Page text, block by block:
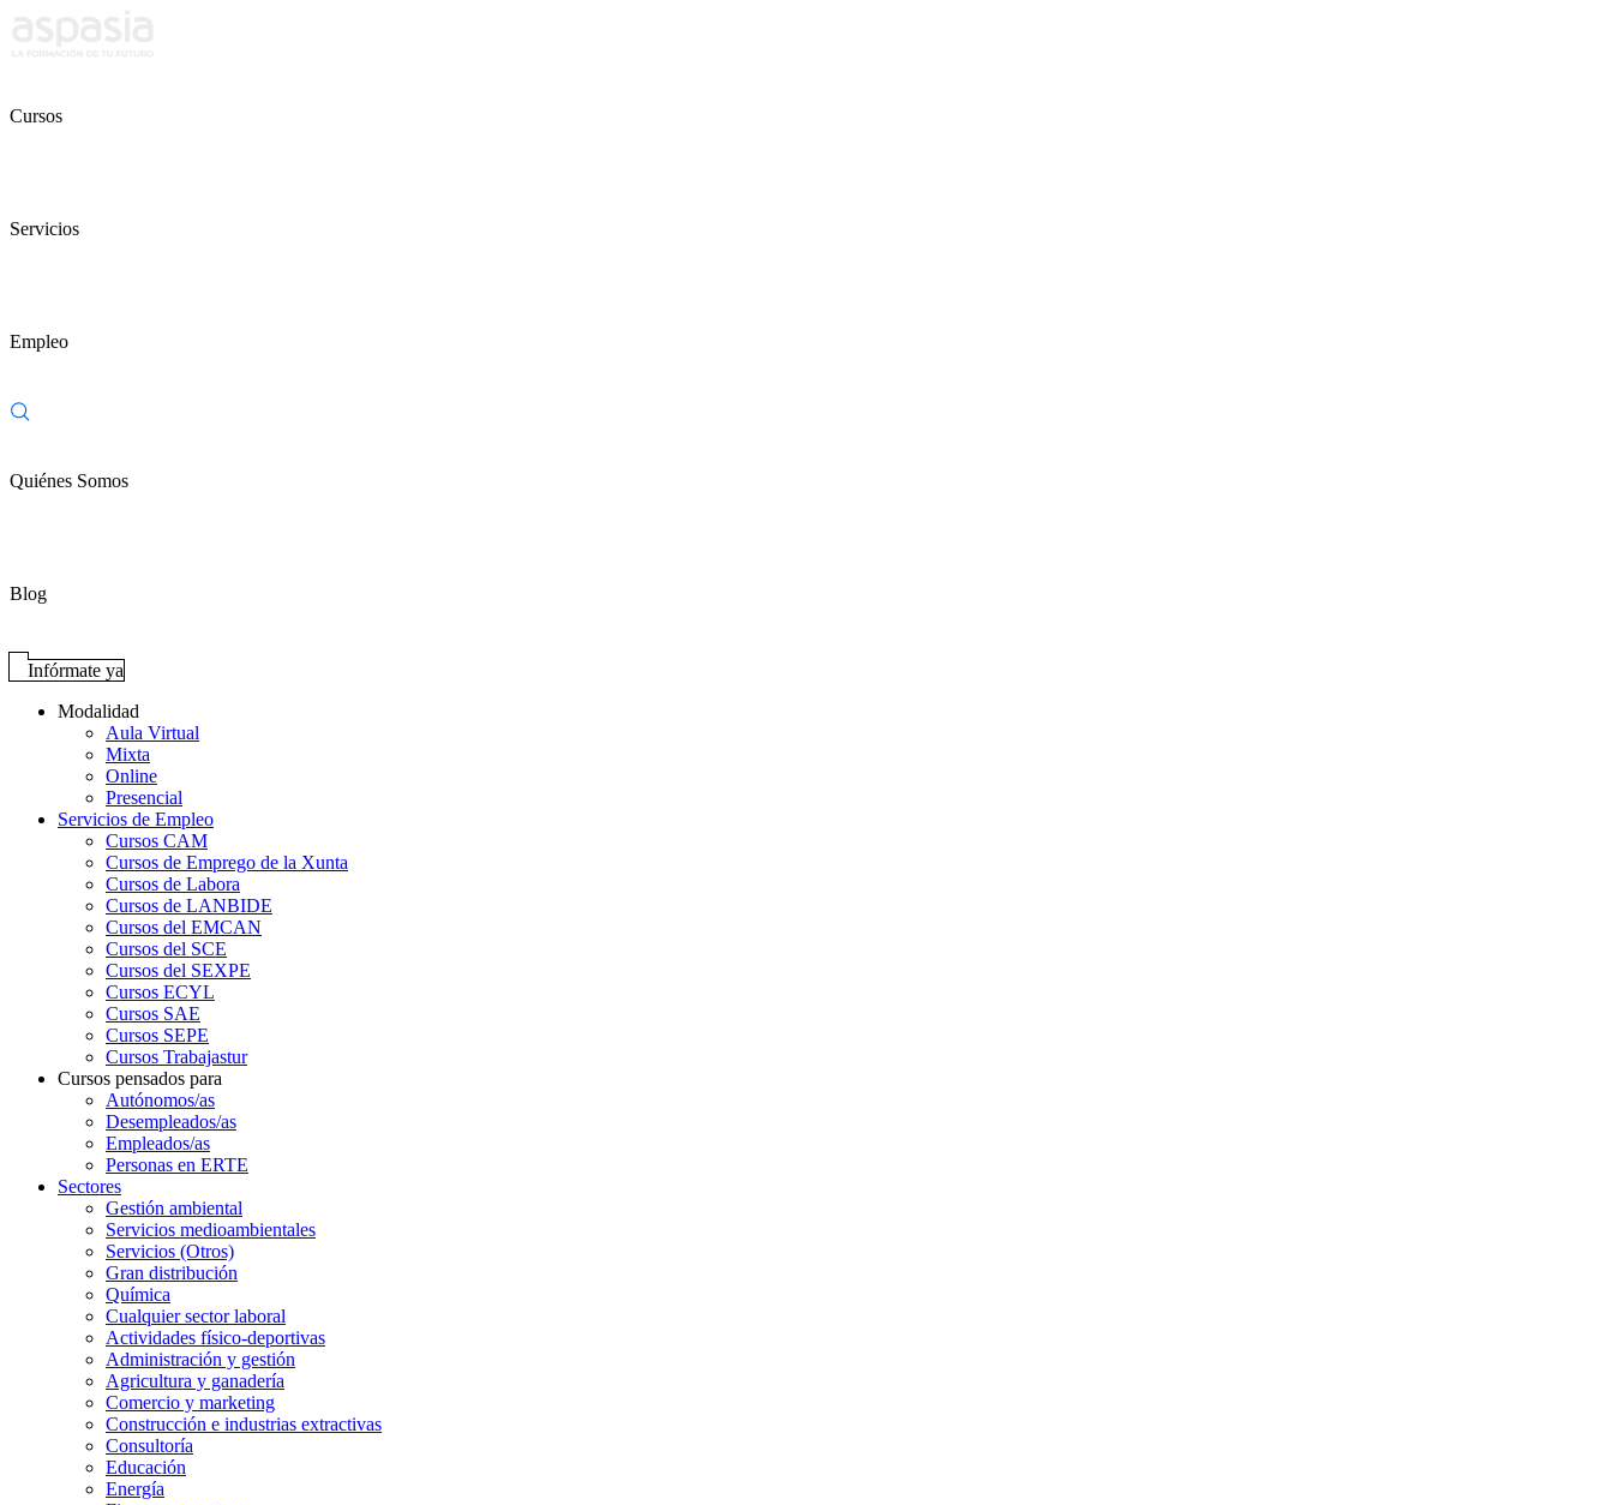
Cursos
Servicios
Empleo
Quiénes Somos
Blog
Infórmate ya
Modalidad
Aula Virtual
Mixta
Online
Presencial
Servicios de Empleo
Cursos CAM
Cursos de Emprego de la Xunta
Cursos de Labora
Cursos de LANBIDE
Cursos del EMCAN
Cursos del SCE
Cursos del SEXPE
Cursos ECYL
Cursos SAE
Cursos SEPE
Cursos Trabajastur
Cursos pensados para
Autónomos/as
Desempleados/as
Empleados/as
Personas en ERTE
Sectores
Gestión ambiental
Servicios medioambientales
Servicios (Otros)
Gran distribución
Química
Cualquier sector laboral
Actividades físico-deportivas
Administración y gestión
Agricultura y ganadería
Comercio y marketing
Construcción e industrias extractivas
Consultoría
Educación
Energía